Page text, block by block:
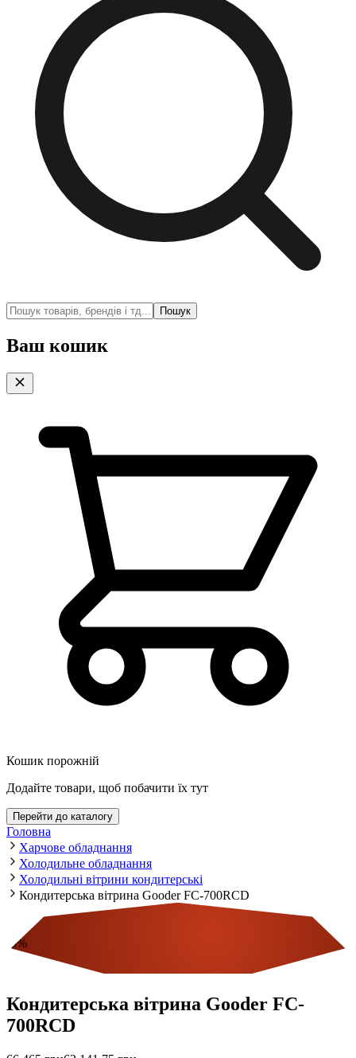
Пошук
Ваш кошик
Кошик порожній
Додайте товари, щоб побачити їх тут
Перейти до каталогу
Головна
Харчове обладнання
Холодильне обладнання
Холодильні вітрини кондитерські
Кондитерська вітрина Gooder FC-700RCD
5%
Кондитерська вітрина Gooder FC-
700RCD